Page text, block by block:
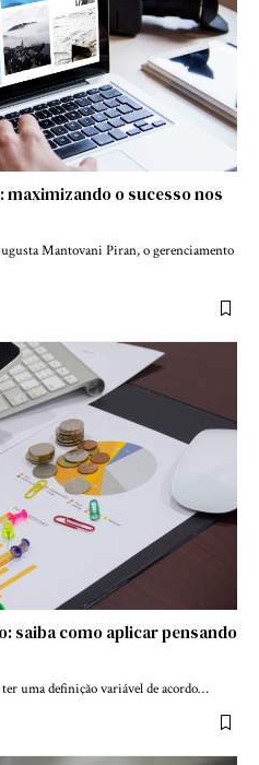
o sucesso nos
Mantovani Piran, o gerenciamento
saiba como aplicar pensando
uma definição variável de acordo…